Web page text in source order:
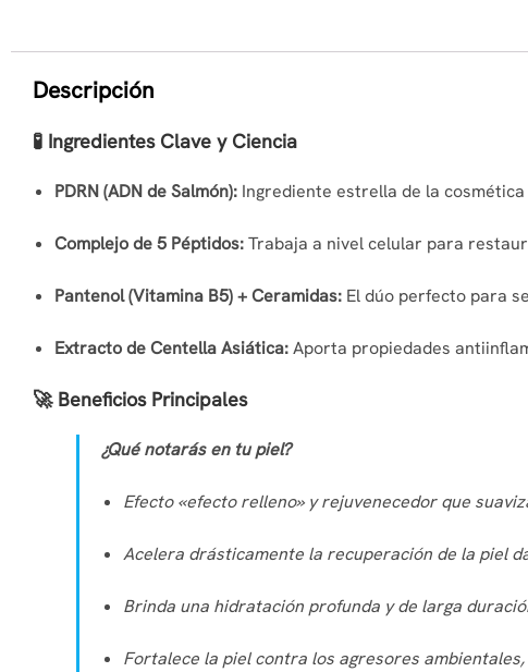
Descripción
🧪 Ingredientes Clave y Ciencia
PDRN (ADN de Salmón): Ingrediente estrella de la
Complejo de 5 Péptidos:Trabaja a nivel celular para
Pantenol (Vitamina B5) + Ceramidas: El dúo perfecto para
Extracto de Centella Asiática:Aporta propiedades
🚀 Beneficios Principales
¿Qué notarás en tu piel?
Efecto «efecto relleno» y rejuvenecedor que
Acelera drásticamente la recuperación de la piel
Brinda una hidratación profunda y de larga
Fortalece la piel contra los agresores